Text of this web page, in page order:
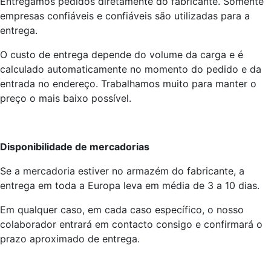
empresas confiáveis e confiáveis são utilizadas para a
entrega.
O custo de entrega depende do volume da carga e é
calculado automaticamente no momento do pedido e da
entrada no endereço. Trabalhamos muito para manter o
preço o mais baixo possível.
Disponibilidade de mercadorias
Se a mercadoria estiver no armazém do fabricante, a
entrega em toda a Europa leva em média de 3 a 10 dias.
Em qualquer caso, em cada caso específico, o nosso
colaborador entrará em contacto consigo e confirmará o
prazo aproximado de entrega.